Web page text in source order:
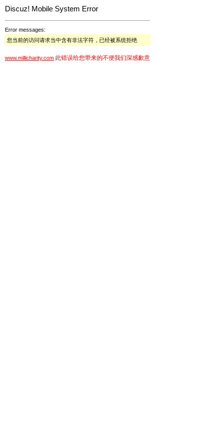
Discuz! Mobile System Error
Error messages:
您当前的访问请求当中含有非法字符，已经被系统拒绝
www.millicharity.com 此错误给您带来的不便我们深感歉意